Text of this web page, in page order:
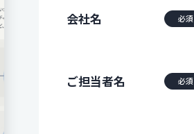
会社名 必須
ご担当者名 必須